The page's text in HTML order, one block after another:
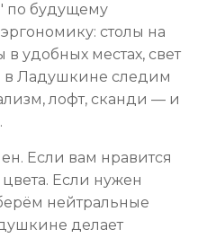
по будущему
столы на
удобных местах, свет
в Ладушкине следим
лофт, сканди — и
Если вам нравится
Если нужен
нейтральные
делает